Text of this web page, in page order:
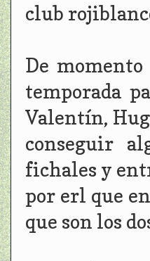
club
De
temporada
Valentín,
conseguir
fichales y
por erl que
que son los